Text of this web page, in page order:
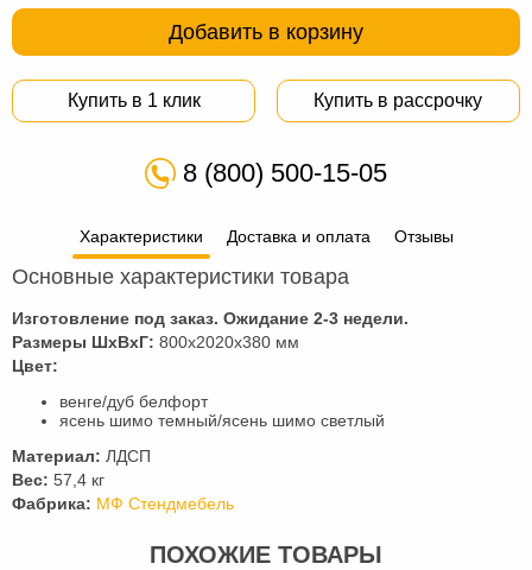
Добавить в корзину
Купить в 1 клик Купить в рассрочку
8 (800) 500-15-05
Характеристики Доставка и оплата Отзывы
Основные характеристики товара
Изготовление под заказ. Ожидание 2-3 недели.
Размеры ШхВхГ: 800x2020x380 мм
Цвет:
венге/дуб белфорт
ясень шимо темный/ясень шимо светлый
Материал: ЛДСП
Вес: 57,4 кг
Фабрика: МФ Стендмебель
ПОХОЖИЕ ТОВАРЫ